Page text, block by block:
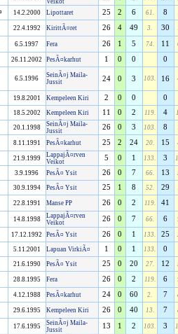
Veikot
14.2.2000 Lipottaret 25 2 6 61. 8
22.4.1992 KirittÃ¤ret 26 4 49 3. 30
6.5.1997 Fera 26 1 5 74. 11
26.11.2002 PesÃ¤karhut 1 0 0 0
6.5.1996
SeinÃ¤j Maila-
Jussit
24 0 3 103. 16
19.8.2001 Kempeleen Kiri 2 0 0 0
18.5.2002 Kempeleen Kiri 11 0 2 119. 4
20.1.1998
SeinÃ¤j Maila-
Jussit
26 0 3 103. 8
8.11.1991 PesÃ¤karhut 25 2 24 20. 15
21.9.1999
LappajÃ¤rven
Veikot
5 0 1 133. 3
3.9.1996 PesÃ¤ Ysit 26 0 7 66. 13
30.9.1994 PesÃ¤ Ysit 25 1 8 52. 29
22.8.1991 Manse PP 26 0 2 119. 41
14.8.1998
LappajÃ¤rven
Veikot
26 0 7 66. 6
17.12.1992 PesÃ¤ Ysit 26 0 1 133. 25
5.11.2001 Lapuan VirkiÃ¤ 1 0 1 133. 0
21.6.1990 PesÃ¤ Ysit 25 0 20 27. 12
28.8.1995 Fera 26 0 2 119. 6
4.12.1988 PesÃ¤karhut 24 0 60 2. 7
29.6.1995 Kempeleen Kiri 26 0 40 13. 7
17.6.1995
SeinÃ¤j Maila-
Jussit
13 1 2 103. 3